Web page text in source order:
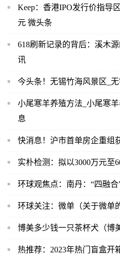
Keep：香港IPO发行价指导
元 微头条
618刷新记录的背后：溪木
讯
今头条！无锡竹海风景区_
小尾寒羊养殖方法_小尾寒
息
快消息！沪市首单房企重组
实朴检测：拟以3000万元至
环球观焦点：南丹：“四融
环球关注：微单（关于微单
博美多少钱一只茶杯犬（博
热推荐：2023年热门盲盒开